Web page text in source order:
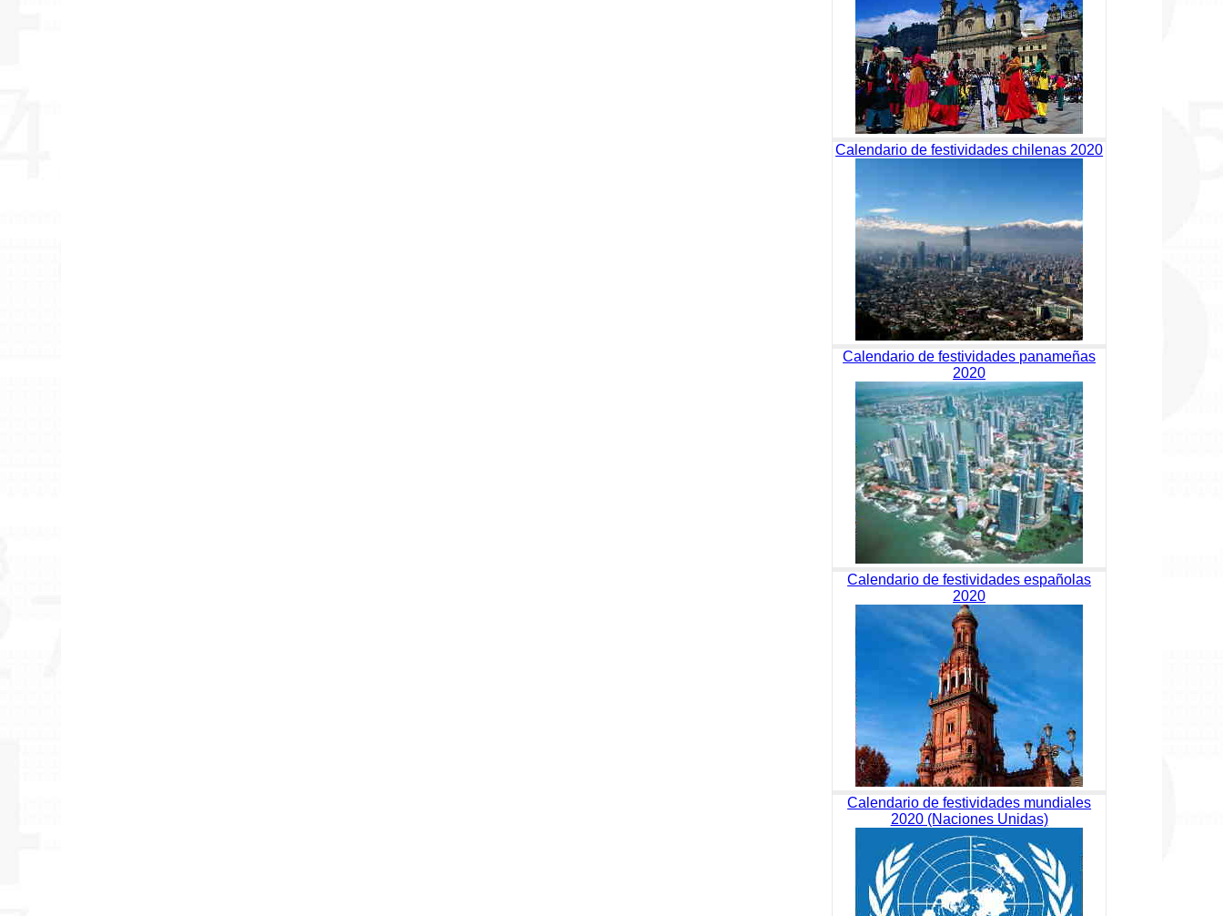
Calendario de festividades chilenas 2020
Calendario de festividades panameñas
2020
Calendario de festividades españolas
2020
Calendario de festividades mundiales
2020 (Naciones Unidas)